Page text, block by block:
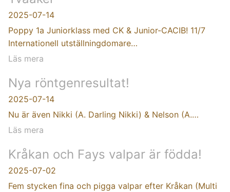
2025-07-14
Poppy 1a Juniorklass med CK & Junior-CACIB! 11/7
Internationell utställningdomare…
Läs mera
Nya röntgenresultat!
2025-07-14
Nu är även Nikki (A. Darling Nikki) & Nelson (A.…
Läs mera
Kråkan och Fays valpar är födda!
2025-07-02
Fem stycken fina och pigga valpar efter Kråkan (Multi